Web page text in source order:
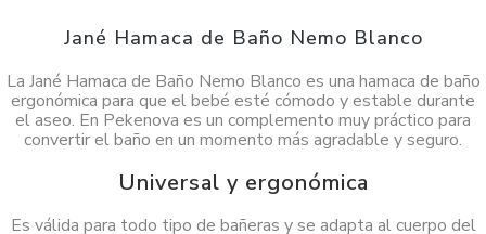
Jané Hamaca de Baño Nemo Blanco
La Jané Hamaca de Baño Nemo Blanco es una hamaca de baño
ergonómica para que el bebé esté cómodo y estable durante
el aseo. En Pekenova es un complemento muy práctico para
convertir el baño en un momento más agradable y seguro.
Universal y ergonómica
Es válida para todo tipo de bañeras y se adapta al cuerpo del